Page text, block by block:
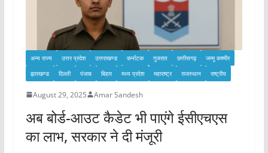
अन्य राज्य उत्तर प्रदेश उत्तराखण्ड कर्नाटक गुजरात छत्तीसगढ़
जम्मू कश्मीर
झारखण्ड
दिल्ली पंजाब बिहार मध्य प्रदेश महाराष्ट्र राजस्थान राष्ट्रीय
August 29, 2025 Amar Sandesh
अब बोर्ड-आउट कैडेट भी पाएंगे ईसीएचएस
का लाभ, सरकार ने दी मंजूरी